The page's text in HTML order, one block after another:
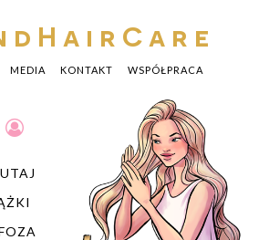
MEDIA KONTAKT WSPÓŁPRACA